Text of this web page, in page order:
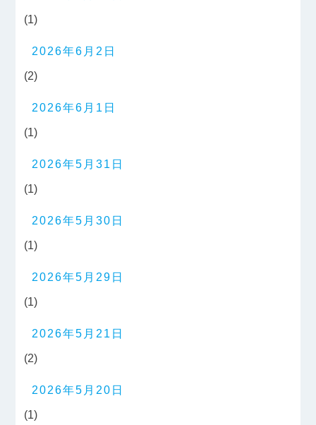
(1)
2026年6月2日
(2)
2026年6月1日
(1)
2026年5月31日
(1)
2026年5月30日
(1)
2026年5月29日
(1)
2026年5月21日
(2)
2026年5月20日
(1)